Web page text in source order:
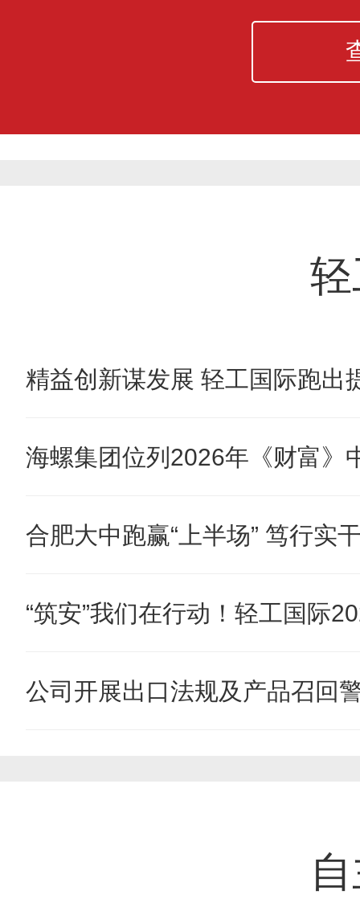
精益创新谋发展 轻工国际跑出
海螺集团位列2026年《财富》
合肥大中跑赢“上半场” 笃行实
“筑安”我们在行动！轻工国际
公司开展出口法规及产品召回